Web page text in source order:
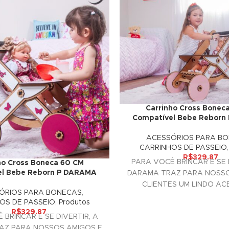
Cross Boneca 60 CM
Bebe Reborn P DARAMA
PARA BONECAS,
DE PASSEIO, Produtos
R$329.87
BRINCAR E SE DIVERTIR, A
Carrinho Cross
Compatível Bebe Reborn
ACESSÓRIOS PARA
CARRINHOS DE PASSEIO
R$329.87
PARA VOCÊ BRINCAR E SE
DARAMA TRAZ PARA
CLIENTES UM LINDO